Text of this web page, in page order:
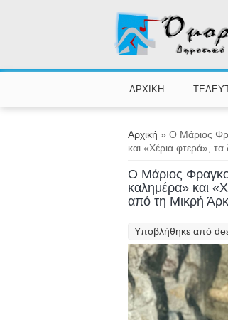
ΑΡΧΙΚΗ
Είστε εδώ
Αρχική » Ο Μάριος
και «Χέρια φτερά»,
Ο Μάριος
καλημέρα» και
από τη Μικρή
Υποβλήθηκε από